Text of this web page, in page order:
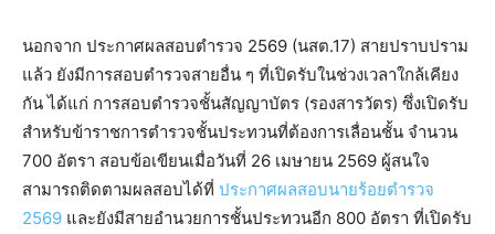
นอกจาก ประกาศผลสอบตํารวจ 2569 (นสต.17) สายปราบปราม
แล้ว ยังมีการสอบตำรวจสายอื่น ๆ ที่เปิดรับในช่วงเวลาใกล้เคียง
กัน ได้แก่ การสอบตำรวจชั้นสัญญาบัตร (รองสารวัตร) ซึ่งเปิดรับ
สำหรับข้าราชการตำรวจชั้นประทวนที่ต้องการเลื่อนชั้น จำนวน
700 อัตรา สอบข้อเขียนเมื่อวันที่ 26 เมษายน 2569 ผู้สนใจ
สามารถติดตามผลสอบได้ที่ ประกาศผลสอบนายร้อยตำรวจ
2569 และยังมีสายอำนวยการชั้นประทวนอีก 800 อัตรา ที่เปิดรับ